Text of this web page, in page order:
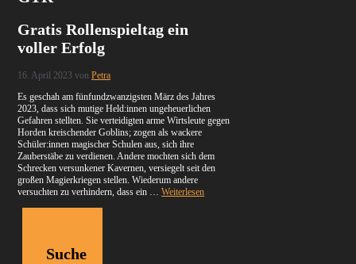
Gratis Rollenspieltag ein
voller Erfolg
16. April 2023 vonPetra
Es geschah am fünfundzwanzigsten März des Jahres
2023, dass sich mutige Held:innen ungeheuerlichen
Gefahren stellten. Sie verteidigten arme Wirtsleute gegen
Horden kreischender Goblins; zogen als wackere
Schüler:innen magischer Schulen aus, sich ihre
Zauberstäbe zu verdienen. Andere mochten sich dem
Schrecken versunkener Kavernen, versiegelt seit den
großen Magierkriegen stellen. Wiederum andere
versuchten zu verhindern, dass ein …Weiterlesen
Suche